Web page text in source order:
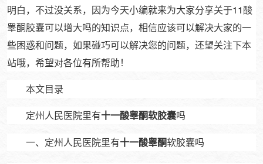
明白，不过没关系，因为今天小编就来为大家分享关于11酸
睾酮胶囊可以增大吗的知识点，相信应该可以解决大家的一
些困惑和问题，如果碰巧可以解决您的问题，还望关注下本
站哦，希望对各位有所帮助！
本文目录
定州人民医院里有十一酸睾酮软胶囊吗
一、定州人民医院里有十一酸睾酮软胶囊吗